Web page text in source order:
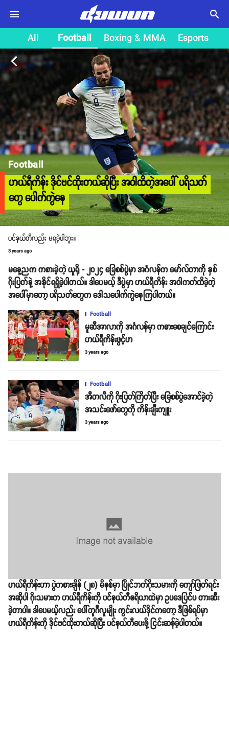
search
All Football Boxing & MMA Esports
arrow_back_ios
Football
ဟယ်ရီကိန်း ဒိုင်ဗင်ထိုးတယ်ဆိုပြီး အဝါထိတဲ့အပေါ် ပရိသတ်
တွေ ပေါက်ကွဲနေ
ပင်နယ်တီလည်း မရခဲ့ပါဘူး။
3 years ago
မနေ့ညက ကစားခဲ့တဲ့ ယူရို - ၂၀၂၄ ခြေစစ်ပွဲမှာ အင်္ဂလန်က မော်လ်တာကို နှစ်
ဂိုးပြတ်နဲ့ အနိုင်ရရှိခဲ့ပါတယ်။ ဒါပေမယ့် ဒီပွဲမှာ ဟယ်ရီကိန်း အဝါကတ်ထိခဲ့တဲ့
အပေါ်မှာတော့ ပရိသတ်တွေက ဒေါသပေါက်ကွဲနေကြပါတယ်။
Football
မူဆီအာလာကို အင်္ဂလန်မှာ ကစားစေချင်ကြောင်း
ဟယ်ရီကိန်းဖွင့်ဟ
3 years ago
Football
အီတလီကို ဂိုးပြတ်ကြိတ်ပြီး ခြေစစ်ပွဲအောင်ခဲ့တဲ့
အသင်းဖော်တွေကို ကိန်းချီးကျူး
3 years ago
ဟယ်ရီကိန်းဟာ ပွဲကစားချိန် (၂၈) မိနစ်မှာ ပြိုင်ဘက်ဂိုးသမားကို ကျော်ဖြတ်ရင်း
အဆိုပါ ဂိုးသမားက ဟယ်ရီကိန်းကို ပင်နယ်တီဧရိယာထဲမှာ ဥပဒေပြင်ပ တားဆီး
ခဲ့တာပါ။ ဒါပေမယ့်လည်း ပေါ်တူဂီလူမျိုး ကွင်းလယ်ဒိုင်ကတော့ ဒီဖြစ်ရပ်မှာ
ဟယ်ရီကိန်းကို ဒိုင်ဗင်ထိုးတယ်ဆိုပြီး ပင်နယ်တီပေးဖို့ ငြင်းဆန်ခဲ့ပါတယ်။